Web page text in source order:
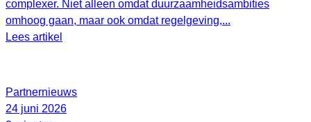
complexer. Niet alleen omdat duurzaamheidsambities
omhoog gaan, maar ook omdat regelgeving,...
Lees artikel
Partnernieuws
24 juni 2026